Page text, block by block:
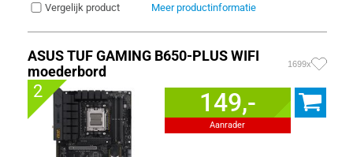
Vergelijk product Meer productinformatie
ASUS TUF GAMING B650-PLUS WIFI
moederbord
1699x
2 149,-
Aanrader